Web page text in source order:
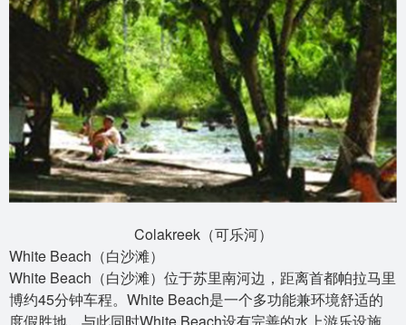
Colakreek（可乐河）
White Beach（白沙滩）
White Beach（白沙滩）位于苏里南河边，距离首都帕拉马里
博约45分钟车程。White Beach是一个多功能兼环境舒适的